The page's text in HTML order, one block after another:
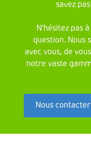
savez
N'hésitez pas
question. Nous
avec vous, de
notre vaste
Nous contacter